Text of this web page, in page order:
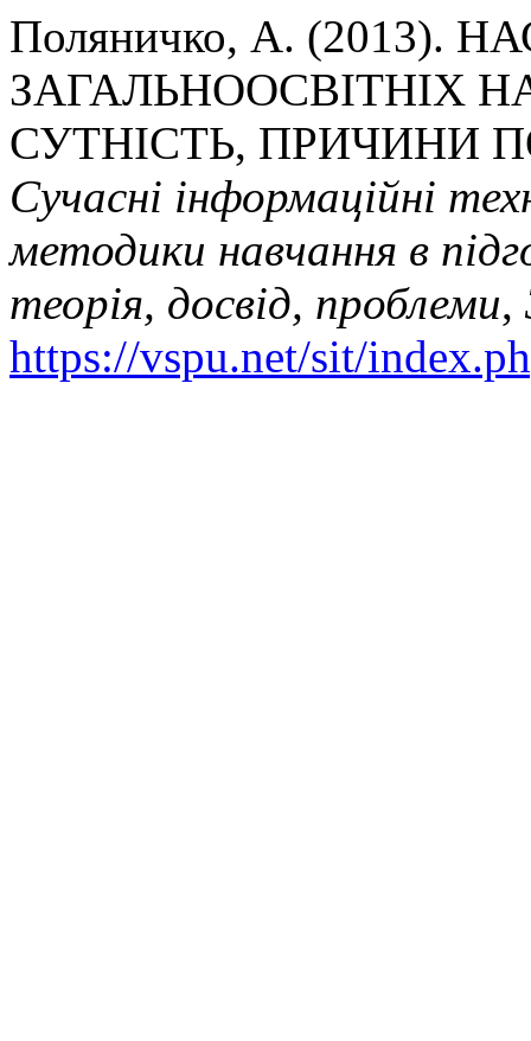
Поляничко, А. (2013).
ЗАГАЛЬНООСВІТНІХ
СУТНІСТЬ, ПРИЧИНИ
Сучасні інформаційні
методики навчання в
теорія, досвід, проблеми,
https://vspu.net/sit/